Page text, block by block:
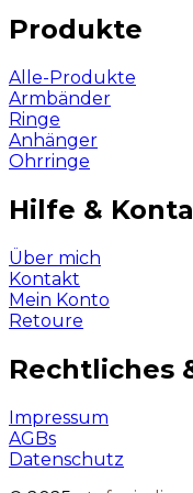
Produkte
Alle-Produkte
Armbänder
Ringe
Anhänger
Ohrringe
Hilfe &
Über mich
Kontakt
Mein Konto
Retoure
Rechtliches
Impressum
AGBs
Datenschutz